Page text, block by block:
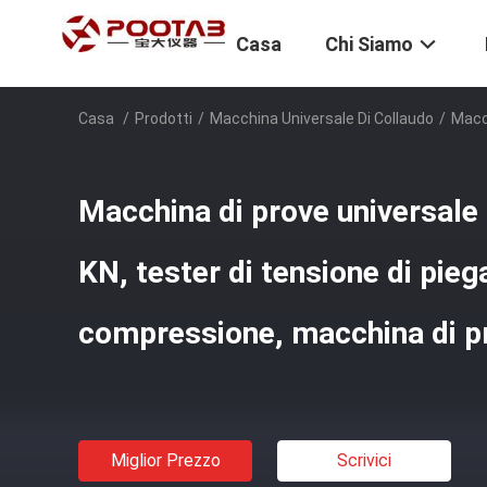
Casa Chi Siamo
Casa / Prodotti / Macchina Universale Di Collaudo /
Macchina di prove
KN, tester di tensione di
compressione, macchina di
Miglior Prezzo Scrivici